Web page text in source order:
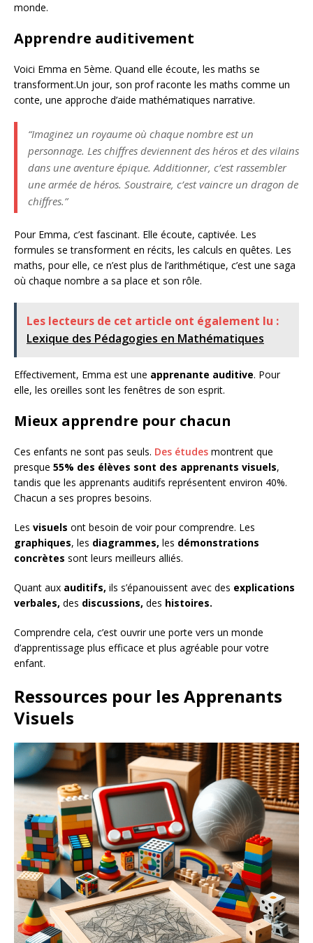
monde.
Apprendre auditivement
Voici Emma en 5ème. Quand elle écoute, les maths se
transforment.Un jour, son prof raconte les maths comme un
conte, une approche d’aide mathématiques narrative.
“Imaginez un royaume où chaque nombre est un
personnage. Les chiffres deviennent des héros et des vilains
dans une aventure épique. Additionner, c’est rassembler
une armée de héros. Soustraire, c’est vaincre un dragon de
chiffres.”
Pour Emma, c’est fascinant. Elle écoute, captivée. Les
formules se transforment en récits, les calculs en quêtes. Les
maths, pour elle, ce n’est plus de l’arithmétique, c’est une saga
où chaque nombre a sa place et son rôle.
Les lecteurs de cet article ont également lu :
Lexique des Pédagogies en Mathématiques
Effectivement, Emma est une apprenante auditive. Pour
elle, les oreilles sont les fenêtres de son esprit.
Mieux apprendre pour chacun
Ces enfants ne sont pas seuls. Des études montrent que
presque 55% des élèves sont des apprenants visuels,
tandis que les apprenants auditifs représentent environ 40%.
Chacun a ses propres besoins.
Les visuels ont besoin de voir pour comprendre. Les
graphiques, les diagrammes, les démonstrations
concrètes sont leurs meilleurs alliés.
Quant aux auditifs, ils s’épanouissent avec des explications
verbales, des discussions, des histoires.
Comprendre cela, c’est ouvrir une porte vers un monde
d’apprentissage plus efficace et plus agréable pour votre
enfant.
Ressources pour les Apprenants
Visuels